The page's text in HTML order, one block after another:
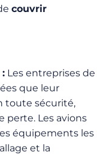
couvrir
Les entreprises de
que leur
toute sécurité,
perte. Les avions
équipements les
et la